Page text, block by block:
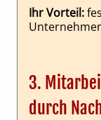
Ihr Vorteil:
3.
durch